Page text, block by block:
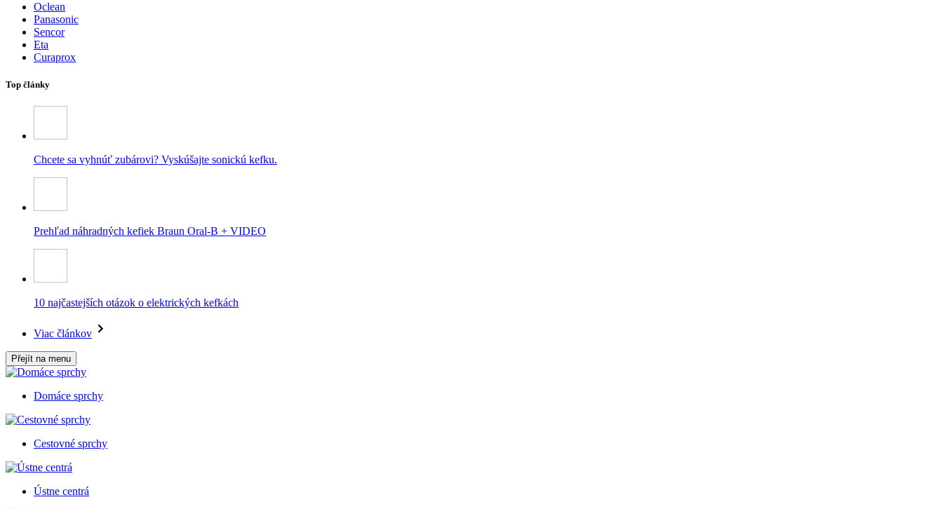
Oclean
Panasonic
Sencor
Eta
Curaprox
Top články
Chcete sa vyhnúť zubárovi? Vyskúšajte sonickú kefku.
Prehľad náhradných kefiek Braun Oral-B + VIDEO
10 najčastejších otázok o elektrických kefkách
Viac článkov
Přejít na menu
Domáce sprchy
Cestovné sprchy
Ústne centrá